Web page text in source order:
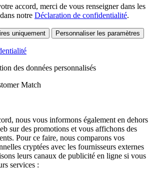
accord, merci de vous renseigner dans les
notre Déclaration de confidentialité.
uniquement Personnaliser les paramètres
des données personnalisés
Match
nous vous informons également en dehors
sur des promotions et vous affichons des
Pour ce faire, nous comparons vos
cryptées avec les fournisseurs externes
leurs canaux de publicité en ligne si vous
services :